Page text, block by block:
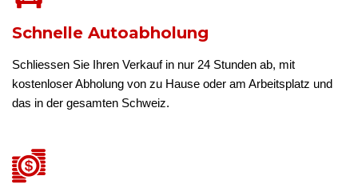
Schnelle Autoabholung
Schliessen Sie Ihren Verkauf in nur 24 Stunden ab, mit
kostenloser Abholung von zu Hause oder am Arbeitsplatz und
das in der gesamten Schweiz.